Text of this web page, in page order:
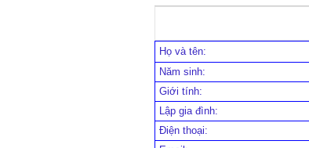
Họ và tên:
Năm sinh:
Giới tính:
Lập gia đình:
Điện thoại: